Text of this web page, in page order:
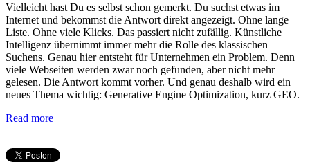
Vielleicht hast Du es selbst schon gemerkt. Du suchst etwas im
Internet und bekommst die Antwort direkt angezeigt. Ohne lange
Liste. Ohne viele Klicks. Das passiert nicht zufällig. Künstliche
Intelligenz übernimmt immer mehr die Rolle des klassischen
Suchens. Genau hier entsteht für Unternehmen ein Problem. Denn
viele Webseiten werden zwar noch gefunden, aber nicht mehr
gelesen. Die Antwort kommt vorher. Und genau deshalb wird ein
neues Thema wichtig: Generative Engine Optimization, kurz GEO.
Read more